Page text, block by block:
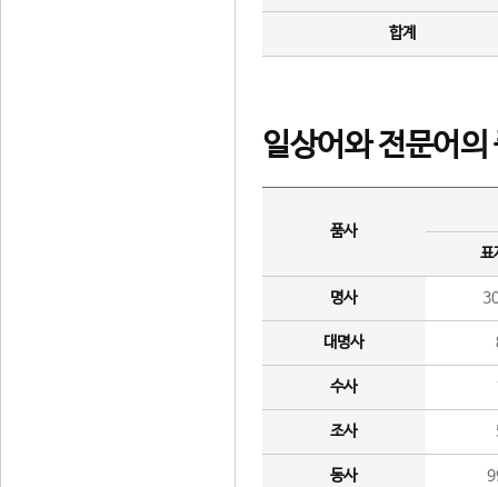
합계
일상어와 전문어의
품사
표
명사
대명사
수사
조사
동사